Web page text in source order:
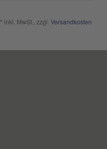
* inkl. MwSt., zzgl. Versandkosten